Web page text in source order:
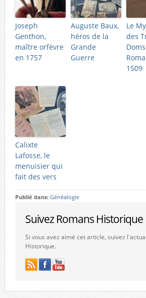
Joseph
Genthon,
maître orfèvre
en 1757
Auguste Baux,
héros de la
Grande
Guerre
Le
des
1509
Calixte
Lafosse, le
menuisier qui
fait des vers
Publié dans: Généalogie
Suivez Romans Historique
Si vous avez aimé cet article, suivez
Historique.